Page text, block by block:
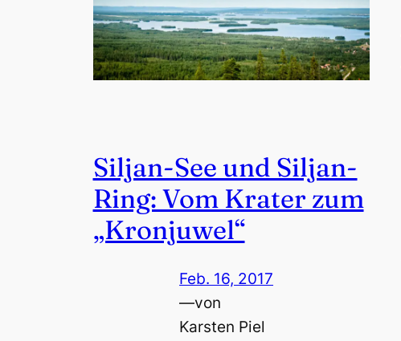
Siljan-See und Siljan-
Ring: Vom Krater zum
„Kronjuwel“
Feb. 16, 2017
—von
Karsten Piel